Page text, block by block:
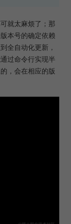
就太麻烦了；那
本号的确定依赖
全自动化更新，
过命令行实现半
，会在相应的版